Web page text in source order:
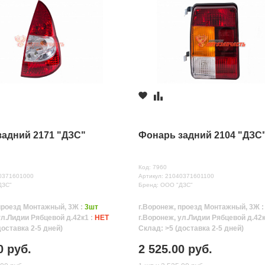
2171 "ДЗС"
Монтажный, 3Ж :3шт
Рябцевой д.42к1 : НЕТ
2-5 дней)
руб.
Фонарь задний 2104
Код: 7960
Артикул: 21040371601100
Бренд: ООО "ДЗС"
г.Воронеж, проезд Монтажный, 3Ж
г.Воронеж, ул.Лидии Рябцевой
Склад: >5 (доставка 2-5 дней)
2 525.00 руб.